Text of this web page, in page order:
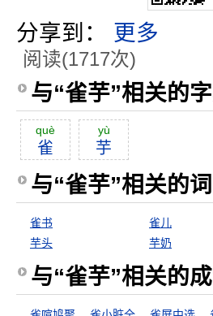
分享到： 更多
阅读(1717次)
与“雀芋”相关的
què
雀
yù
芋
与“雀芋”相关的
雀书 雀儿
芋头
芋奶
与“雀芋”相关的